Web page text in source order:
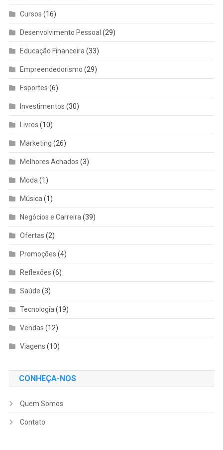
Cursos (16)
Desenvolvimento Pessoal (29)
Educação Financeira (33)
Empreendedorismo (29)
Esportes (6)
Investimentos (30)
Livros (10)
Marketing (26)
Melhores Achados (3)
Moda (1)
Música (1)
Negócios e Carreira (39)
Ofertas (2)
Promoções (4)
Reflexões (6)
Saúde (3)
Tecnologia (19)
Vendas (12)
Viagens (10)
CONHEÇA-NOS
Quem Somos
Contato